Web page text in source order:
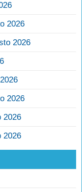
2026
2026
2026
2026
2026